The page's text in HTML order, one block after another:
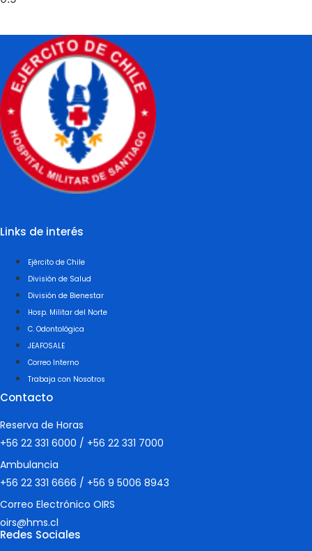
Links de interés
Ejército de Chile
División de Salud
División de Bienestar
Hosp. Militar del Norte
C. Odontológica
JEAFOSALE
Correo Interno
Trabaja con Nosotros
Contacto
Reserva de Horas
+56 22 331 6000 / +56 22 331 7000
Ambulancia
+56 22 331 6666 / +56 9 5006 8943
Correo Electrónico OIRS
oirs@hms.cl
Redes Sociales